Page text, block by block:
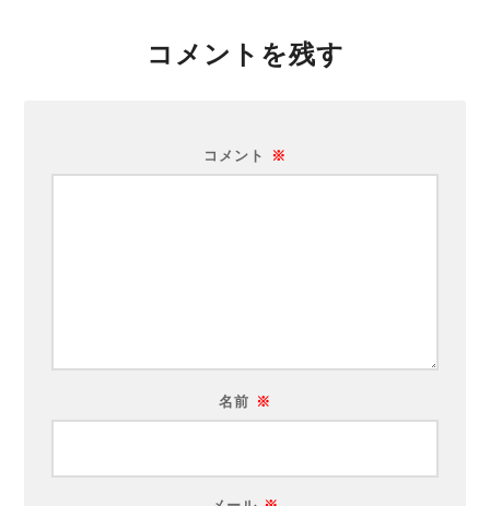
コメントを残す
コメント ※
名前 ※